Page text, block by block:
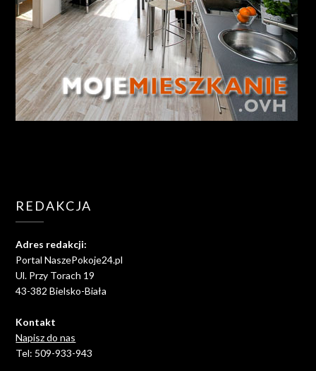
REDAKCJA
Adres redakcji:
Portal NaszePokoje24.pl
Ul. Przy Torach 19
43-382 Bielsko-Biała
Kontakt
Napisz do nas
Tel: 509-933-943